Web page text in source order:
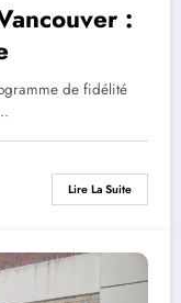
:
de fidélité
Lire La Suite